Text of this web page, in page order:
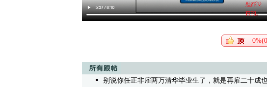
别说你任正非雇两万清华毕业生了，就是再雇二十成